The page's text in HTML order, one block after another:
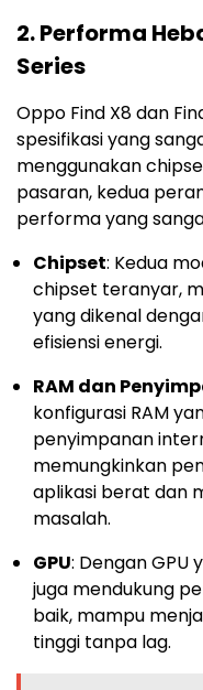
2.Performa
Series
Oppo Find X8 dan
spesifikasi yang
menggunakan
pasaran, kedua
performa yang
Chipset: Kedua
chipset teranyar,
yang dikenal
efisiensi energi.
RAM dan
konfigurasi RAM
penyimpanan
memungkinkan
aplikasi berat dan
masalah.
GPU: Dengan GPU
juga mendukung
baik, mampu
tinggi tanpa lag.